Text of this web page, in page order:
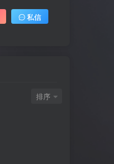
私信
排序